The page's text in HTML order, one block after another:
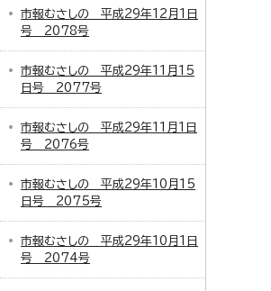
市報むさしの 平成29年12月1日
号 2078号
市報むさしの 平成29年11月15
日号 2077号
市報むさしの 平成29年11月1日
号 2076号
市報むさしの 平成29年10月15
日号 2075号
市報むさしの 平成29年10月1日
号 2074号